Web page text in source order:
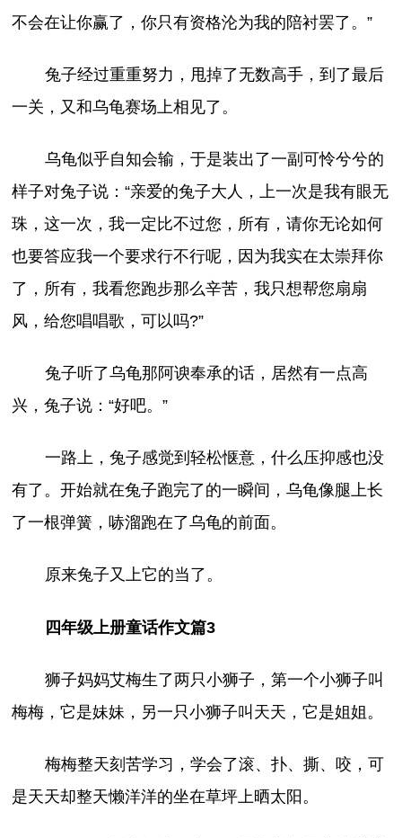
不会在让你赢了，你只有资格沦为我的陪衬罢了。”
兔子经过重重努力，甩掉了无数高手，到了最后
一关，又和乌龟赛场上相见了。
乌龟似乎自知会输，于是装出了一副可怜兮兮的
样子对兔子说：“亲爱的兔子大人，上一次是我有眼无
珠，这一次，我一定比不过您，所有，请你无论如何
也要答应我一个要求行不行呢，因为我实在太崇拜你
了，所有，我看您跑步那么辛苦，我只想帮您扇扇
风，给您唱唱歌，可以吗?”
兔子听了乌龟那阿谀奉承的话，居然有一点高
兴，兔子说：“好吧。”
一路上，兔子感觉到轻松惬意，什么压抑感也没
有了。开始就在兔子跑完了的一瞬间，乌龟像腿上长
了一根弹簧，哧溜跑在了乌龟的前面。
原来兔子又上它的当了。
四年级上册童话作文篇3
狮子妈妈艾梅生了两只小狮子，第一个小狮子叫
梅梅，它是妹妹，另一只小狮子叫天天，它是姐姐。
梅梅整天刻苦学习，学会了滚、扑、撕、咬，可
是天天却整天懒洋洋的坐在草坪上晒太阳。